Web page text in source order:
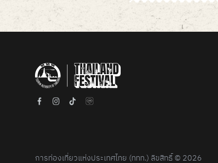
Item
1
of
การท่องเที่ยวแห่งประเทศไทย (ททท.) ลิขสิทธิ์ © 2026